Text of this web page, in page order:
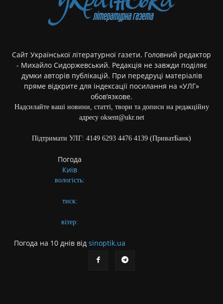
Сайт Української літературної газети. Головний редактор
- Михайло Сидоржевський. Редакція не завжди поділяє
думки авторів публікацій. При передруці матеріалів
пряме відкрите для індексації посилання на «УЛГ»
обов’язкове.
Надсилайте ваші новини, статті, твори та дописи на редакційну
адресу oksent@ukr.net
Підтримати УЛГ: 4149 6293 4476 4139 (ПриватБанк)
Погода
Київ
вологість:
тиск:
вітер:
Погода на 10 днів від sinoptik.ua